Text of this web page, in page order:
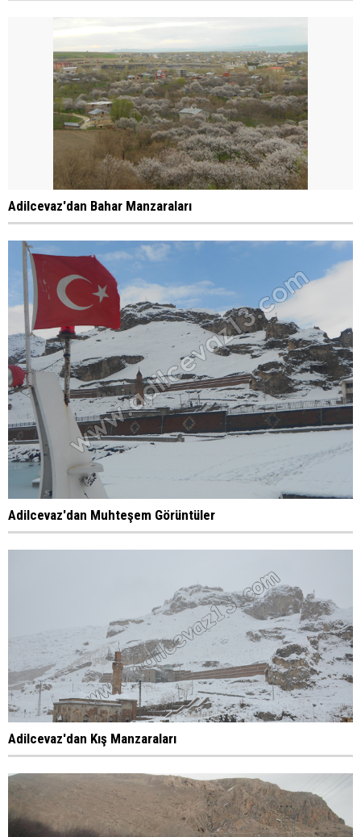
Adilcevaz'dan Bahar Manzaraları
Adilcevaz'dan Muhteşem Görüntüler
Adilcevaz'dan Kış Manzaraları